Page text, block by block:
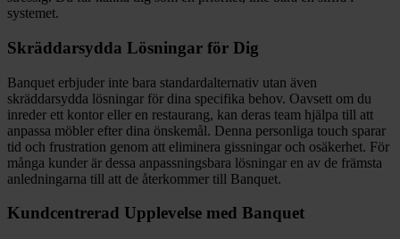
systemet.
Skräddarsydda Lösningar för Dig
Banquet erbjuder inte bara standardalternativ utan även
skräddarsydda lösningar för dina specifika behov. Oavsett om du
inreder ett kontor eller en restaurang, kan deras team hjälpa till att
anpassa möbler efter dina önskemål. Denna personliga touch sparar
tid och frustration genom att eliminera gissningar och osäkerhet. För
många kunder är dessa anpassningsbara lösningar en av de främsta
anledningarna till att de återkommer till Banquet.
Kundcentrerad Upplevelse med Banquet